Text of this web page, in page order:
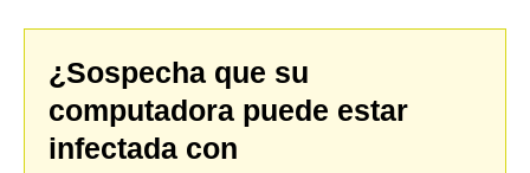
¿Sospecha que su
computadora puede estar
infectada con